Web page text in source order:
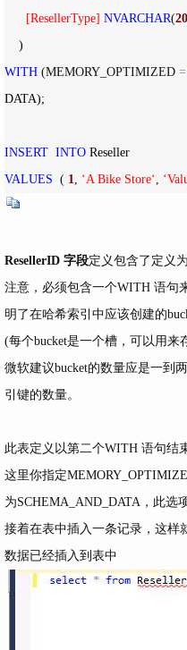
[ResellerType] NVARCHAR(20
WITH (MEMORY_OPTIMIZED =
DATA);
INSERT INTO
VALUES
  (
1, ‘A Bike Store‘, ‘
ResellerID 字段定义包含了定义
注意，必须包含一个WITH 语句
明了在哈希索引中应该创建的
(每个bucket是一个槽，可以用来
微软建议bucket的数量应是一到
引键的数量。
此表定义以第二个WITH 语句结
这里你指定
为SCHEMA_AND_DATA，此选
接着在表中插入一条记录，这样
数据已经插入到表中